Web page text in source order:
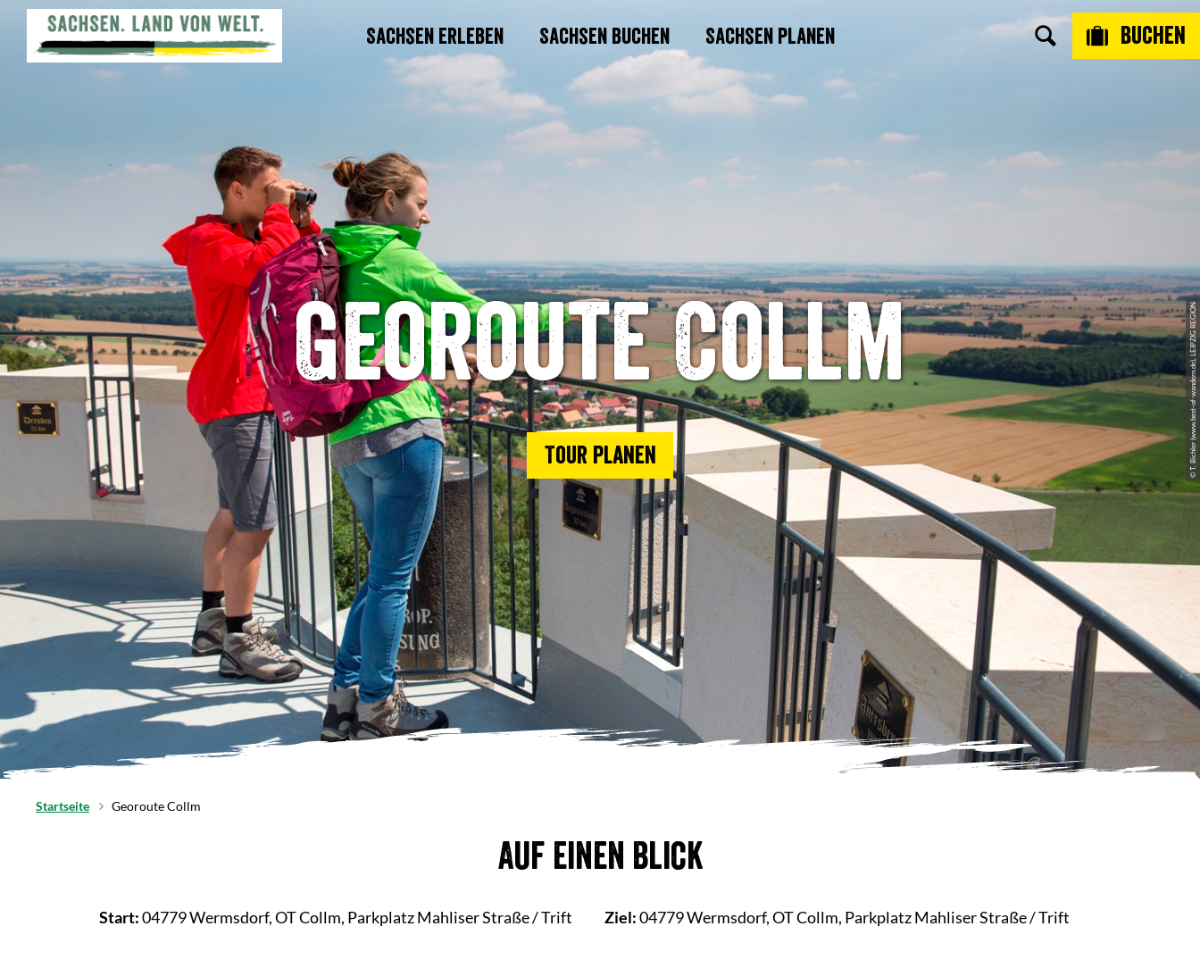
Sachsen erleben Sachsen buchen Sachsen planen Buchen
© T. Bichler (www.best-of-wandern.de), LEIPZIG REGION
Georoute Collm
Tour planen
Startseite Georoute Collm
Auf einen Blick
Start:04779 Wermsdorf, OT Collm, Parkplatz Mahliser Straße / Trift Ziel:04779 Wermsdorf, OT Collm, Parkplatz Mahliser Straße / Trift